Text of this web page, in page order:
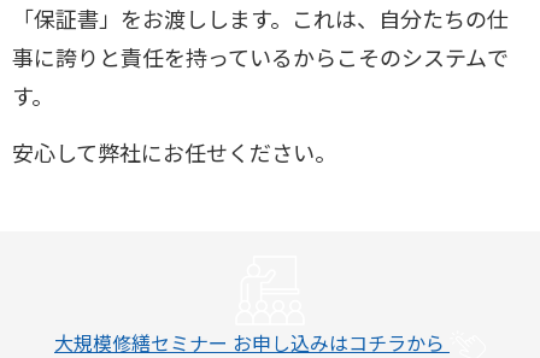
「保証書」をお渡しします。これは、自分たちの仕
事に誇りと責任を持っているからこそのシステムで
す。
安心して弊社にお任せください。
大規模修繕セミナー お申し込みはコチラから